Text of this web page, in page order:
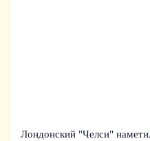
Лондонский "Челси"